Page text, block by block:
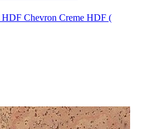
Chevron Creme HDF (